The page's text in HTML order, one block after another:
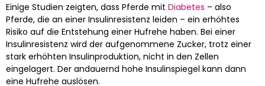
Einige Studien zeigten, dass Pferde mit Diabetes – also
Pferde, die an einer Insulinresistenz leiden – ein erhöhtes
Risiko auf die Entstehung einer Hufrehe haben. Bei einer
Insulinresistenz wird der aufgenommene Zucker, trotz einer
stark erhöhten Insulinproduktion, nicht in den Zellen
eingelagert. Der andauernd hohe Insulinspiegel kann dann
eine Hufrehe auslösen.